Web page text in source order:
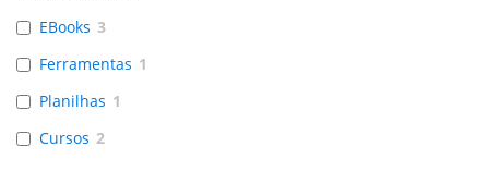
EBooks 3
Ferramentas 1
Planilhas 1
Cursos 2